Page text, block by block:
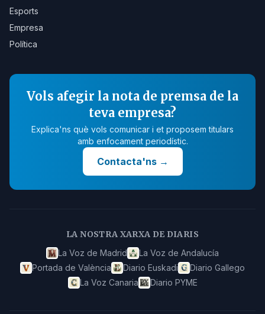
Esports
Empresa
Política
Vols afegir la nota de premsa de la
teva empresa?
Explica'ns què vols comunicar i et proposem titulars
amb enfocament periodístic.
Contacta'ns→
LA NOSTRA XARXA DE DIARIS
La Voz de Madrid
La Voz de Andalucía
Portada de València
Diario Euskadi
Diario Gallego
La Voz Canaria
Diario PYME